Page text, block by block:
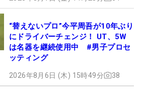
“替えないプロ”今平周吾が10年ぶり
にドライバーチェンジ！ UT、5W
は名器を継続使用中 #男子プロセ
ッティング
2026年8月6日 (木) 15時49分 38